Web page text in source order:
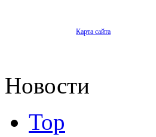
Карта сайта
Новости
Top